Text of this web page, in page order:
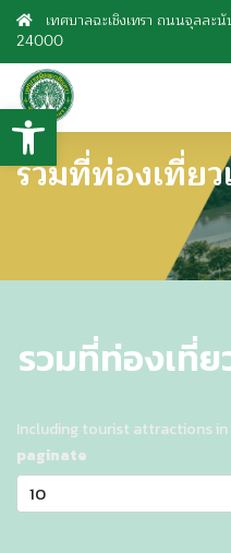
เทศบาลฉะเชิงเทรา ถนนจุลละ
24000
รวมที่ท่องเที่ยว
รวมที่ท่องเที่ย
Including tourist attractions in
paginate
Open toolbar